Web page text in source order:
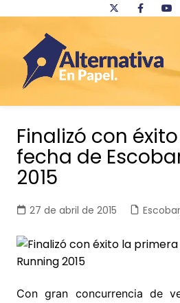
contenido
Finalizó con
fecha de
2015
27 de abril de 2015 Escobar
Con gran concurrencia de